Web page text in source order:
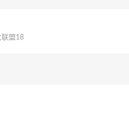
联盟18